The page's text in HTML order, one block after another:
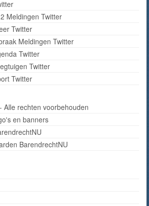
Meldingen Twitter
Twitter
Meldingen Twitter
Twitter
Twitter
Twitter
Alle rechten voorbehouden
en banners
BarendrechtNU